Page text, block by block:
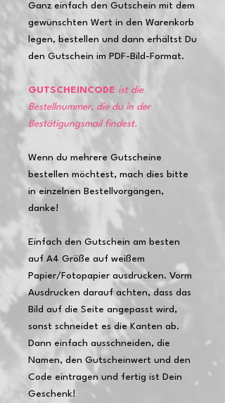
Ganz einfach den Gutschein mit dem
gewünschten Wert in den Warenkorb
legen, bestellen und dann erhältst Du
den Gutschein im PDF-Bild-Format.
GUTSCHEINCODE ist die
Bestellnummer, die du in der
Bestätigungsmail findest.
Wenn du mehrere Gutscheine
bestellen möchtest, mach dies bitte
in einzelnen Bestellvorgängen,
danke!
Einfach den Gutschein am besten
auf A4 Größe auf weißem
Papier/Fotopapier ausdrucken. Vorm
Ausdrucken darauf achten, dass das
Bild auf die Seite angepasst wird,
sonst schneidet es die Kanten ab.
Dann einfach ausschneiden, die
Namen, den Gutscheinwert und den
Code eintragen und fertig ist Dein
Geschenk!